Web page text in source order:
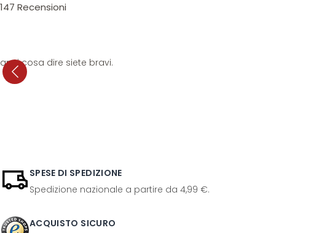
147 Recensioni
cosa dire siete bravi.
SPESE DI SPEDIZIONE
Spedizione nazionale a partire da 4,99 €.
ACQUISTO SICURO